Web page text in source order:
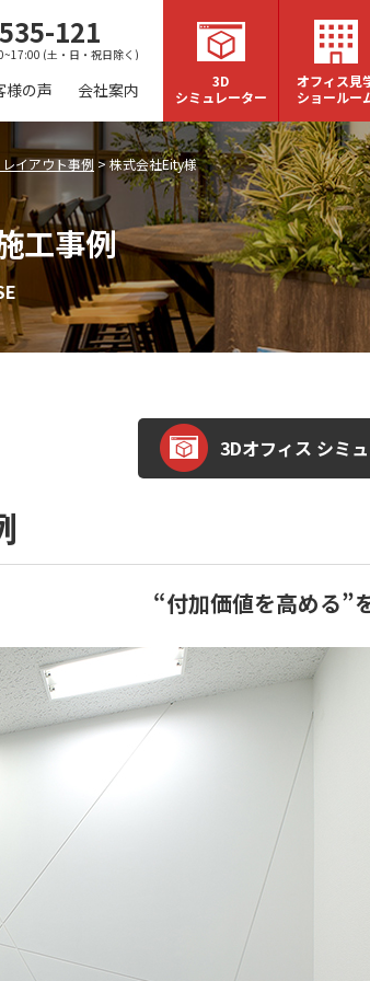
121
(土・日・祝日除く)
様の声 会社案内
3D
シミュレーター
オフィス見
ショールー
イアウト事例 >株式会社Eity様
工事例
3Dオフィス シミ
“付加価値を高める”